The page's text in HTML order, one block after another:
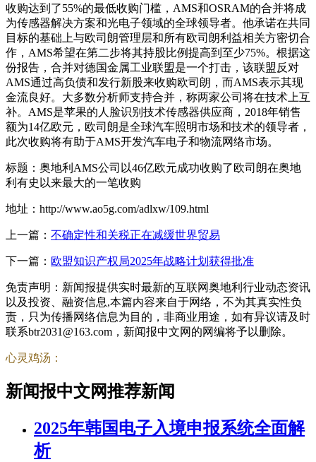
收购达到了55%的最低收购门槛，AMS和OSRAM的合并将成
为传感器解决方案和光电子领域的全球领导者。他承诺在共同
目标的基础上与欧司朗管理层和所有欧司朗利益相关方密切合
作，AMS希望在第二步将其持股比例提高到至少75%。根据这
份报告，合并对德国金属工业联盟是一个打击，该联盟反对
AMS通过高负债和发行新股来收购欧司朗，而AMS表示其现
金流良好。大多数分析师支持合并，称两家公司将在技术上互
补。AMS是苹果的人脸识别技术传感器供应商，2018年销售
额为14亿欧元，欧司朗是全球汽车照明市场和技术的领导者，
此次收购将有助于AMS开发汽车电子和物流网络市场。
标题：奥地利AMS公司以46亿欧元成功收购了欧司朗在奥地
利有史以来最大的一笔收购
地址：http://www.ao5g.com/adlxw/109.html
上一篇： 不确定性和关税正在减缓世界贸易
下一篇： 欧盟知识产权局2025年战略计划获得批准
免责声明：新闻报提供实时最新的互联网奥地利行业动态资讯
以及投资、融资信息,本篇内容来自于网络，不为其真实性负
责，只为传播网络信息为目的，非商业用途，如有异议请及时
联系btr2031@163.com，新闻报中文网的网编将予以删除。
心灵鸡汤：
新闻报中文网推荐新闻
2025年韩国电子入境申报系统全面解
析